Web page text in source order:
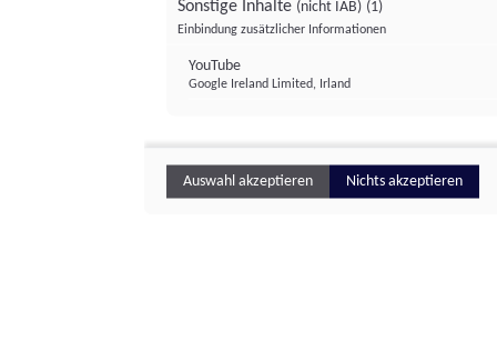
Sonstige Inhalte (nicht IAB) (1)
Einbindung zusätzlicher Informationen
YouTube
Google Ireland Limited, Irland
Auswahl akzeptieren Nichts akzeptieren